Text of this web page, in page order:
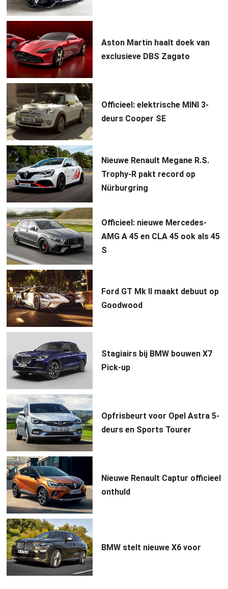
Aston Martin haalt doek van
exclusieve DBS Zagato
Officieel: elektrische MINI 3-
deurs Cooper SE
Nieuwe Renault Megane R.S.
Trophy-R pakt record op
Nürburgring
Officieel: nieuwe Mercedes-
AMG A 45 en CLA 45 ook als 45
S
Ford GT Mk II maakt debuut op
Goodwood
Stagiairs bij BMW bouwen X7
Pick-up
Opfrisbeurt voor Opel Astra 5-
deurs en Sports Tourer
Nieuwe Renault Captur officieel
onthuld
BMW stelt nieuwe X6 voor